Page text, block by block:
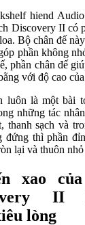
hiend
Discovery II có
Bộ chân đế
phần không
phần chân đế
với độ cao
luôn là một bài
những tác
thanh sạch và
đứng thì phần
lại và thuôn
xao
II
lòng